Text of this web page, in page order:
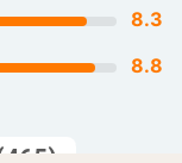
8.3
8.8